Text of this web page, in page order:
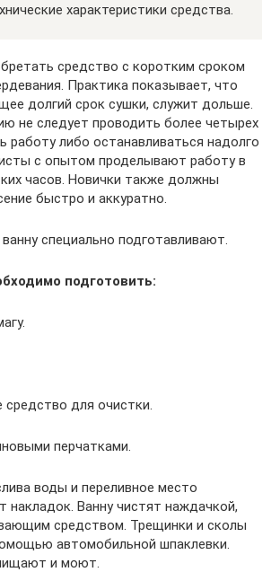
характеристики средства.
средство с коротким сроком
Практика показывает, что
долгий срок сушки, служит дольше.
не следует проводить более четырех
работу либо останавливаться надолго
с опытом проделывают работу в
часов. Новички также должны
быстро и аккуратно.
специально подготавливают.
подготовить:
средство для очистки.
перчатками.
воды и переливное место
Ванну чистят наждачкой,
средством. Трещинки и сколы
автомобильной шпаклевки.
и моют.